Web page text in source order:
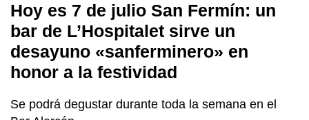
Hoy es 7 de julio San Fermín: un
bar de L’Hospitalet sirve un
desayuno «sanferminero» en
honor a la festividad
Se podrá degustar durante toda la semana en el